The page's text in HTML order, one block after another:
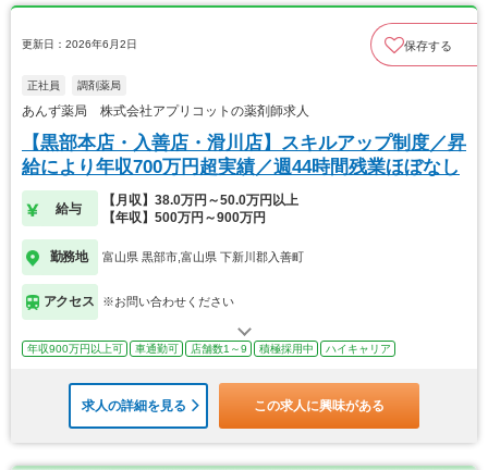
更新日：2026年6月2日 保存する
正社員 調剤薬局
あんず薬局 株式会社アプリコットの薬剤師求人
【黒部本店・入善店・滑川店】スキルアップ制度／昇
給により年収700万円超実績／週44時間残業ほぼなし
給与
【月収】38.0万円～50.0万円以上
【年収】500万円～900万円
勤務地 富山県 黒部市,富山県 下新川郡入善町
アクセス ※お問い合わせください
年収900万円以上可 車通勤可 店舗数1～9 積極採用中 ハイキャリア
求人の詳細を見る この求人に興味がある